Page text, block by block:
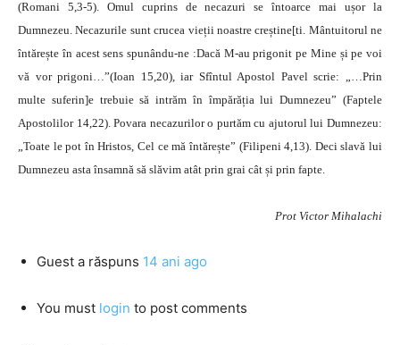
(Romani 5,3-5). Omul cuprins de necazuri se întoarce mai ușor la
Dumnezeu. Necazurile sunt crucea vieții noastre creștine[ti. Mântuitorul ne
întărește în acest sens spunându-ne :Dacă M-au prigonit pe Mine și pe voi
vă vor prigoni…”(Ioan 15,20), iar Sfîntul Apostol Pavel scrie: „…Prin
multe suferin]e trebuie să intrăm în împărăția lui Dumnezeu” (Faptele
Apostolilor 14,22). Povara necazurilor o purtăm cu ajutorul lui Dumnezeu:
„Toate le pot în Hristos, Cel ce mă întărește” (Filipeni 4,13). Deci slavă lui
Dumnezeu asta însamnă să slăvim atât prin grai cât și prin fapte.
Prot Victor Mihalachi
Guest a răspuns 14 ani ago
You must login to post comments